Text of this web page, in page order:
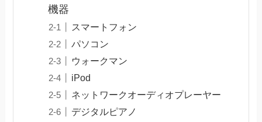
機器
スマートフォン
パソコン
ウォークマン
iPod
ネットワークオーディオプレーヤー
デジタルピアノ